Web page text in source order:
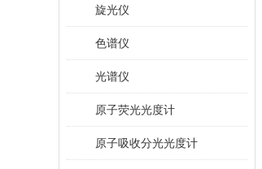
旋光仪
色谱仪
光谱仪
原子荧光光度计
原子吸收分光光度计